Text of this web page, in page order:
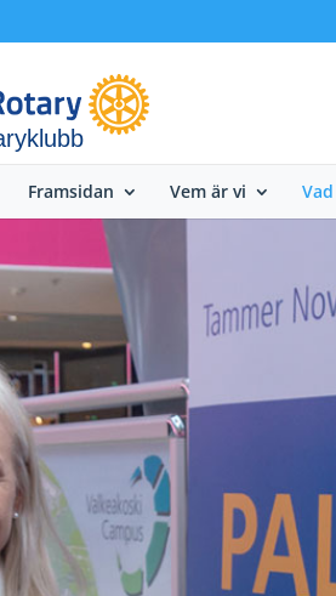
Framsidan Vem är vi